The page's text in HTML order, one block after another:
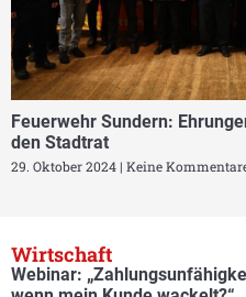
Feuerwehr Sundern:
den Stadtrat
29. Oktober 2024 Keine
Wirtschaft
Webinar: